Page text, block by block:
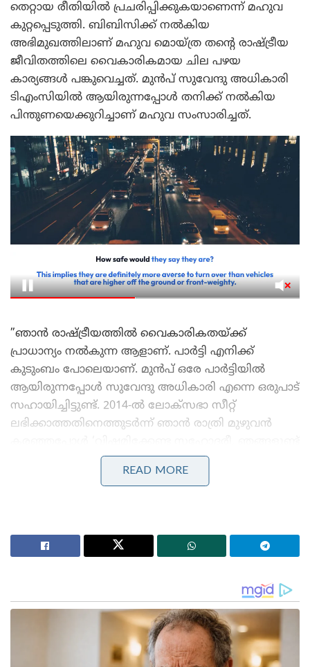
തെറ്റായ രീതിയിൽ പ്രചരിപ്പിക്കുകയാണെന്ന് മഹുവ
കുറ്റപ്പെടുത്തി. ബിബിസിക്ക് നൽകിയ
അഭിമുഖത്തിലാണ് മഹുവ മൊയ്ത്ര തന്റെ രാഷ്ട്രീയ
ജീവിതത്തിലെ വൈകാരികമായ ചില പഴയ
കാര്യങ്ങൾ പങ്കുവെച്ചത്. മുൻപ് സുവേന്ദു അധികാരി
ടിഎംസിയിൽ ആയിരുന്നപ്പോൾ തനിക്ക് നൽകിയ
പിന്തുണയെക്കുറിച്ചാണ് മഹുവ സംസാരിച്ചത്.
​”ഞാൻ രാഷ്ട്രീയത്തിൽ വൈകാരികതയ്ക്ക്
പ്രാധാന്യം നൽകുന്ന ആളാണ്. പാർട്ടി എനിക്ക്
കുടുംബം പോലെയാണ്. മുൻപ് ഒരേ പാർട്ടിയിൽ
ആയിരുന്നപ്പോൾ സുവേന്ദു അധികാരി എന്നെ ഒരുപാട്
സഹായിച്ചിട്ടുണ്ട്. 2014-ൽ ലോക്‌സഭാ സീറ്റ്
ലഭിക്കാത്തതിനെത്തുടർന്ന് ഞാൻ രാത്രി മുഴുവൻ
കൂടെ’ എന്ന് പറഞ്ഞ് എന്നെ ആശ്വസിപ്പിച്ചത്
എന്റെ ആദ്യ റാലിയിൽ പങ്കെടുക്കാൻ സുവേന്ദു
എത്തിയിരുന്നു. അദ്ദേഹം ഇന്ന് മറ്റൊരു
സംസാരിക്കാറുമില്ല. എന്നാൽ പഴയ വ്യക്തിബന്ധങ്ങൾ
അത്ര പെട്ടെന്ന് മറക്കാനാകില്ല,” എന്നായിരുന്നു മഹുവ
ബിബിസിക്ക് നൽകിയ അഭിമുഖത്തിൽ
വ്യക്തമാക്കിയിരുന്നത്. മഹുവയുടെ ഈ വാക്കുകൾ
തൃണമൂൽ കോൺഗ്രസിൽ അനിഷ്ടം ഉണ്ടാക്കിയ
READ MORE